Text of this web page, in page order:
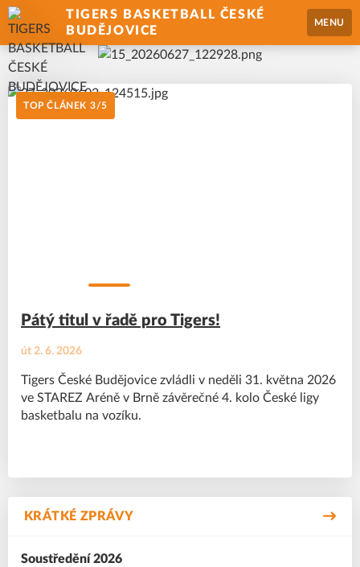
TIGERS BASKETBALL ČESKÉ
BUDĚJOVICE
MENU
TOP ČLÁNEK 3/5
út 2. 6. 2026
Pátý titul v řadě pro Tigers!
Tigers České Budějovice zvládli v neděli 31. května 2026
ve STAREZ Aréně v Brně závěrečné 4. kolo České ligy
basketbalu na vozíku.
KRÁTKÉ ZPRÁVY
Soustředění 2026